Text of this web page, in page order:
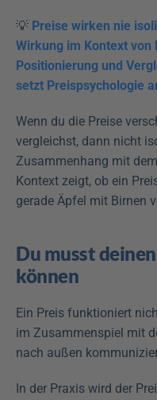
💡 Preise wirken nie
Wirkung im Kontext von
Positionierung und
setzt Preispsychologie
Wenn du die Preise
vergleichst, dann nicht
Zusammenhang mit
Kontext zeigt, ob ein
gerade Äpfel mit Birnen
Du musst
können
Ein Preis funktioniert
im Zusammenspiel mit
nach außen
In der Praxis wird der